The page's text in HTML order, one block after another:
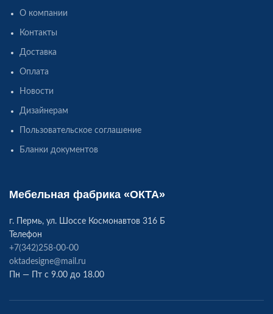
О компании
Контакты
Доставка
Оплата
Новости
Дизайнерам
Пользовательское соглашение
Бланки документов
Мебельная фабрика «ОКТА»
г. Пермь, ул. Шоссе Космонавтов 316 Б
Телефон
+7(342)258-00-00
oktadesigne@mail.ru
Пн — Пт с 9.00 до 18.00